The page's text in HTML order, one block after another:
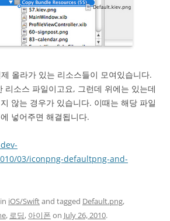
올라가 있는 리소스들이 모여있습니다.
리소스 파일이고요, 그런데 위에는 있는데
않는 경우가 있습니다. 이때는 해당 파일
넣어주면 해결됩니다.
03/iconpng-defaultpng-and-
iOS/Swiftand tagged Default.png,
, 로딩, 아이폰 on July 26, 2010.